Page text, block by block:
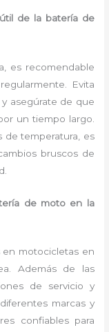
de la batería de
es recomendable
Evita
asegúrate de que
un tiempo largo.
de temperatura, es
bruscos de
de moto en la
en motocicletas en
Además de las
de servicio y
marcas y
confiables para